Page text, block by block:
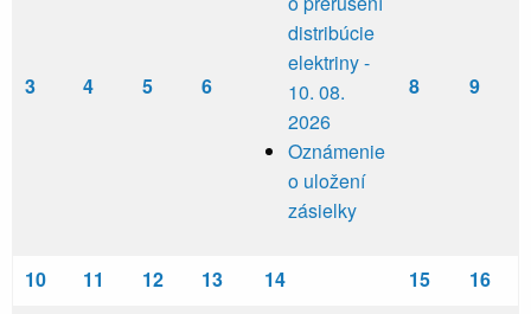
3 4 5 6
distribúcie
elektriny -
10. 08.
2026
Oznámenie
o uložení
zásielky
8 9
10 11 12 13 14 15
16